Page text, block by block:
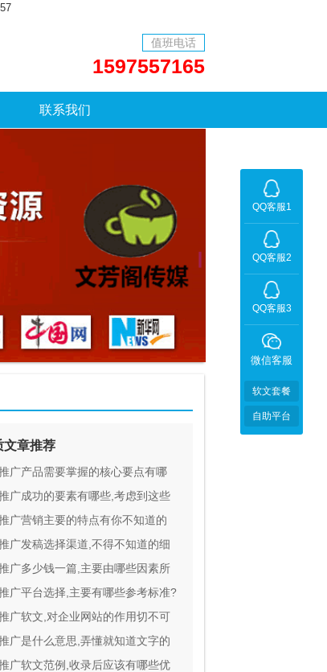
值班电话
1597557165
联系我们
QQ客服1
QQ客服2
QQ客服3
微信客服
软文套餐
自助平台
文章推荐
广产品需要掌握的核心要点有哪
广成功的要素有哪些,考虑到这些
成功
广营销主要的特点有你不知道的
广发稿选择渠道,不得不知道的细
分享
广多少钱一篇,主要由哪些因素所
广平台选择,主要有哪些参考标准?
广软文,对企业网站的作用切不可
广是什么意思,弄懂就知道文字的
多强大
广软文范例,收录后应该有哪些优